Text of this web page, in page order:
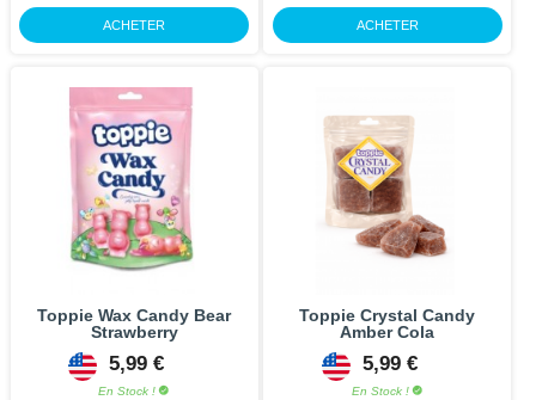
ACHETER ACHETER
Toppie Wax Candy Bear
Strawberry
5,99 €
En Stock !
Toppie Crystal Candy
Amber Cola
5,99 €
En Stock !